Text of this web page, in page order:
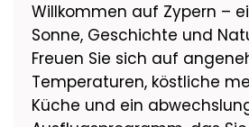
Willkommen auf Zypern –
Sonne, Geschichte und
Freuen Sie sich auf
Temperaturen, köstliche
Küche und ein